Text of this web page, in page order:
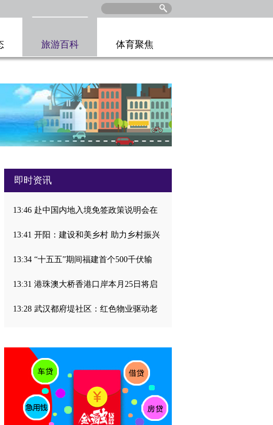
旅游百科 体育聚焦
即时资讯
13:46 赴中国内地入境免签政策说明会在
13:41 开阳：建设和美乡村 助力乡村振兴
13:34 “十五五”期间福建首个500千伏输
13:31 港珠澳大桥香港口岸本月25日将启
13:28 武汉都府堤社区：红色物业驱动老